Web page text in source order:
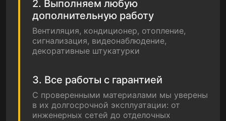
2. Выполняем любую
дополнительную работу
Вентиляция, кондиционер, отопление,
сигнализация, видеонаблюдение,
декоративные штукатурки
3. Все работы с гарантией
С проверенными материалами мы уверены
в их долгосрочной эксплуатации: от
инженерных сетей до отделочных